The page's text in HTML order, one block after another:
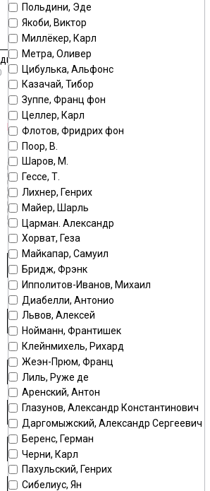
Польдини, Эде
Якоби, Виктор
Миллёкер, Карл
Метра, Оливер
Цибулька, Альфонс
Казачай, Тибор
Зуппе, Франц фон
Целлер, Карл
Флотов, Фридрих фон
Поор, В.
Шаров, М.
Гессе, Т.
Лихнер, Генрих
Майер, Шарль
Царман. Александр
Хорват, Геза
Майкапар, Самуил
Бридж, Фрэнк
Ипполитов-Иванов, Михаил
Диабелли, Антонио
Львов, Алексей
Нойманн, Франтишек
Клейнмихель, Рихард
Жеэн-Прюм, Франц
Лиль, Руже де
Аренский, Антон
Глазунов, Александр Константинович
Даргомыжский, Александр Сергеевич
Беренс, Герман
Черни, Карл
Пахульский, Генрих
Сибелиус, Ян
строк тегом<BR>
Стандартный загрузчик
Мультизагрузчик
Выберите или перетащите файл в это
Максимальный размер файла —